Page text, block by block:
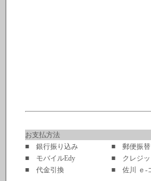
お支払方法
■ 銀行振り込み
■ 郵便振替
■ モバイルEdy
■ クレジッ
■ 代金引換
■ 佐川 ｅ-